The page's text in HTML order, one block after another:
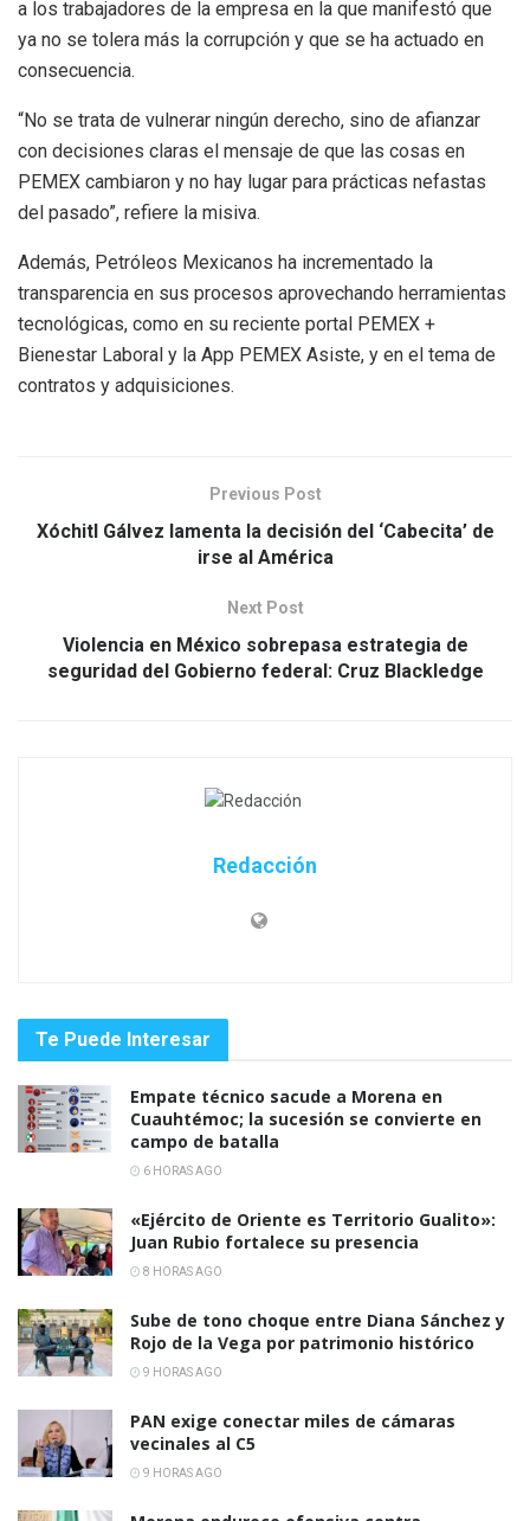
a los trabajadores de la empresa en la que manifestó que
ya no se tolera más la corrupción y que se ha actuado en
consecuencia.
“No se trata de vulnerar ningún derecho, sino de afianzar
con decisiones claras el mensaje de que las cosas en
PEMEX cambiaron y no hay lugar para prácticas nefastas
del pasado”, refiere la misiva.
Además, Petróleos Mexicanos ha incrementado la
transparencia en sus procesos aprovechando herramientas
tecnológicas, como en su reciente portal PEMEX +
Bienestar Laboral y la App PEMEX Asiste, y en el tema de
contratos y adquisiciones.
Previous Post
Xóchitl Gálvez lamenta la decisión del ‘Cabecita’ de
irse al América
Next Post
Violencia en México sobrepasa estrategia de
seguridad del Gobierno federal: Cruz Blackledge
Redacción
Te Puede Interesar
Empate técnico sacude a Morena en
Cuauhtémoc; la sucesión se convierte en
campo de batalla
6 HORAS AGO
«Ejército de Oriente es Territorio Gualito»:
Juan Rubio fortalece su presencia
8 HORAS AGO
Sube de tono choque entre Diana Sánchez y
Rojo de la Vega por patrimonio histórico
9 HORAS AGO
PAN exige conectar miles de cámaras
vecinales al C5
9 HORAS AGO